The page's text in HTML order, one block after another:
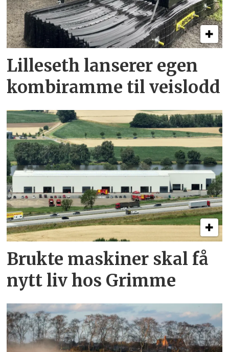
Lilleseth lanserer egen
kombi­ramme til veislodd
Brukte maskiner skal få
nytt liv hos Grimme